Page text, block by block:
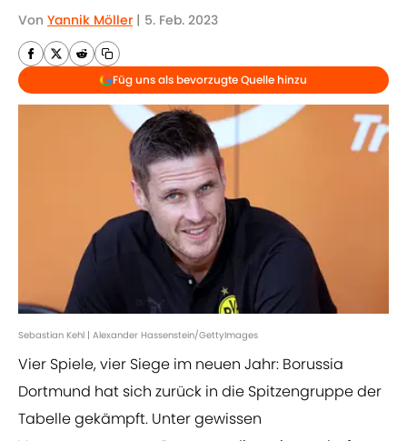
Von Yannik Möller | 5. Feb. 2023
Füg uns als bevorzugte Quelle hinzu
Sebastian Kehl | Alexander Hassenstein/GettyImages
Vier Spiele, vier Siege im neuen Jahr: Borussia
Dortmund hat sich zurück in die Spitzengruppe der
Tabelle gekämpft. Unter gewissen